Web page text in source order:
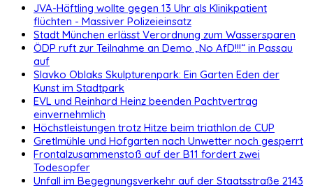
JVA-Häftling wollte gegen 13 Uhr als Klinikpatient
flüchten - Massiver Polizeieinsatz
Stadt München erlässt Verordnung zum Wassersparen
ÖDP ruft zur Teilnahme an Demo „No AfD!!!“ in Passau
auf
Slavko Oblaks Skulpturenpark: Ein Garten Eden der
Kunst im Stadtpark
EVL und Reinhard Heinz beenden Pachtvertrag
einvernehmlich
Höchstleistungen trotz Hitze beim triathlon.de CUP
Gretlmühle und Hofgarten nach Unwetter noch gesperrt
Frontalzusammenstoß auf der B11 fordert zwei
Todesopfer
Unfall im Begegnungsverkehr auf der Staatsstraße 2143